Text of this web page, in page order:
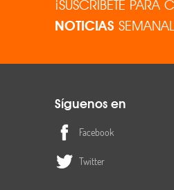
¡SUSCRÍBETE PARA
NOTICIAS
Síguenos en
Facebook
Twitter